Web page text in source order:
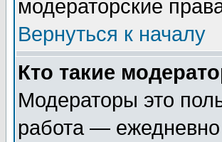
модераторские
Вернуться к началу
Кто такие
Модераторы это
работа —